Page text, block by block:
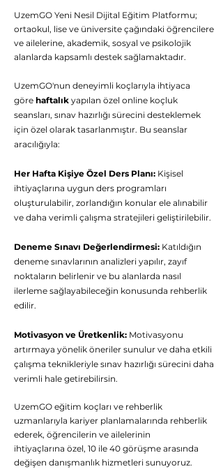
UzemGO Yeni Nesil Dijital Eğitim Platformu;
ortaokul, lise ve üniversite çağındaki öğrencilere
ve ailelerine, akademik, sosyal ve psikolojik
alanlarda kapsamlı destek sağlamaktadır.
UzemGO'nun deneyimli koçlarıyla ihtiyaca
göre haftalık yapılan özel online koçluk
seansları, sınav hazırlığı sürecini desteklemek
için özel olarak tasarlanmıştır. Bu seanslar
aracılığıyla:
Her Hafta Kişiye Özel Ders Planı: Kişisel
ihtiyaçlarına uygun ders programları
oluşturulabilir, zorlandığın konular ele alınabilir
ve daha verimli çalışma stratejileri geliştirilebilir.
Deneme Sınavı Değerlendirmesi: Katıldığın
deneme sınavlarının analizleri yapılır, zayıf
noktaların belirlenir ve bu alanlarda nasıl
ilerleme sağlayabileceğin konusunda rehberlik
edilir.
Motivasyon ve Üretkenlik: Motivasyonu
artırmaya yönelik öneriler sunulur ve daha etkili
çalışma teknikleriyle sınav hazırlığı sürecini daha
verimli hale getirebilirsin.
UzemGO eğitim koçları ve rehberlik
uzmanlarıyla kariyer planlamalarında rehberlik
ederek, öğrencilerin ve ailelerinin
ihtiyaçlarına özel, 10 ile 40 görüşme arasında
değişen danışmanlık hizmetleri sunuyoruz.
👋 Hoş geldiniz! Size
nasıl yardımcı
olabiliriz?
Hergün 09:00-23:59 saatleri arasında
WhatsApp üzerinden bizimle iletişime
Eğitim Danışmanına
Tap to chat